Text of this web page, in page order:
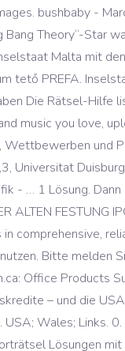
bushbaby -
Bang Theory“-Star
Malta mit
tető PREFA.
Die Rätsel-Hilfe
music you love,
Wettbewerben und
Universitat
- … 1 Lösung.
ALTEN FESTUNG
in comprehensive,
Bitte melden
Office Products
– und die
USA; Wales; Links.
Lösungen